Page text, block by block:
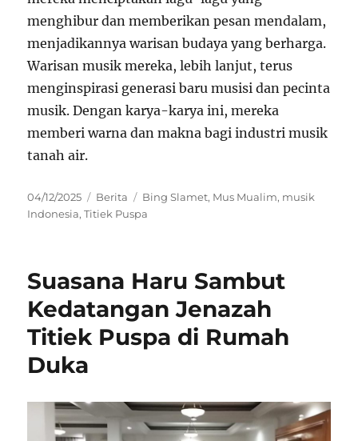
menghibur dan memberikan pesan mendalam,
menjadikannya warisan budaya yang berharga.
Warisan musik mereka, lebih lanjut, terus
menginspirasi generasi baru musisi dan pecinta
musik. Dengan karya-karya ini, mereka
memberi warna dan makna bagi industri musik
tanah air.
Posted
on
04/12/2025 Categories
Berita Tags
Bing Slamet, Mus Mualim, musik
Indonesia,Titiek Puspa
Suasana Haru Sambut
Kedatangan Jenazah
Titiek Puspa di Rumah
Duka